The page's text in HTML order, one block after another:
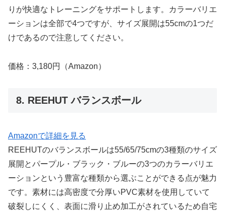
りが快適なトレーニングをサポートします。カラーバリエ
ーションは全部で4つですが、サイズ展開は55cmの1つだ
けであるので注意してください。
価格：3,180円（Amazon）
8. REEHUT バランスボール
Amazonで詳細を見る
REEHUTのバランスボールは55/65/75cmの3種類のサイズ
展開とパープル・ブラック・ブルーの3つのカラーバリエ
ーションという豊富な種類から選ぶことができる点が魅力
です。素材には高密度で分厚いPVC素材を使用していて
破裂しにくく、表面に滑り止め加工がされているため自宅